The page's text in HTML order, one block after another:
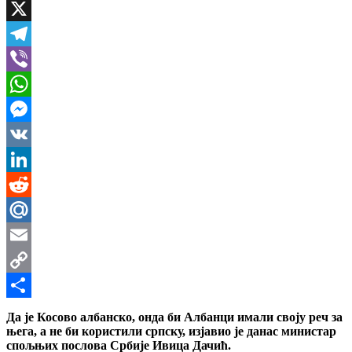
Facebook
X
Telegram
Viber
WhatsApp
Messenger
VK
LinkedIn
Reddit
Mail.Ru
Email
Copy
Link
Share
Да је Косово албанско, онда би Албанци имали своју реч за
њега, а не би користили српску, изјавио је данас министар
спољњих послова Србије Ивица Дачић.